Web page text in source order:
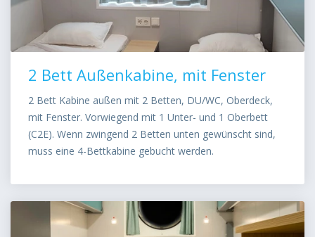
2 Bett Außenkabine, mit Fenster
2 Bett Kabine außen mit 2 Betten, DU/WC, Oberdeck,
mit Fenster. Vorwiegend mit 1 Unter- und 1 Oberbett
(C2E). Wenn zwingend 2 Betten unten gewünscht sind,
muss eine 4-Bettkabine gebucht werden.